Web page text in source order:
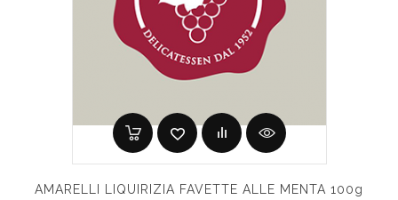
AMARELLI LIQUIRIZIA FAVETTE ALLE MENTA 100g